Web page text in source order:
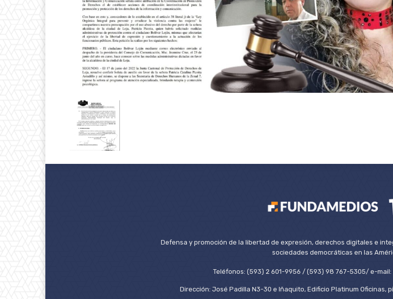
Defensa y promoción de la libertad de expresión, derechos digitales e
sociedades democráticas en las
Teléfonos: (593) 2 601-9956 / (593) 98 767-5305/ e-
Dirección: José Padilla N3-30 e Iñaquito, Edificio Platinum Oficinas,